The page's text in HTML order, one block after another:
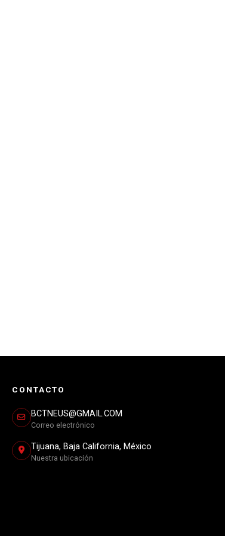
CONTACTO
BCTNEUS@GMAIL.COM
Correo electrónico
Tijuana, Baja California, México
Nuestra ubicación